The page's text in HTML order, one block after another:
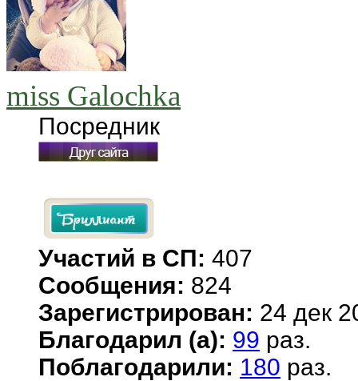
miss Galochka
Посредник
Участий в СП: 407
Сообщения: 824
Зарегистрирован: 24 дек
Благодарил (а): 99 раз.
Поблагодарили: 180 раз.